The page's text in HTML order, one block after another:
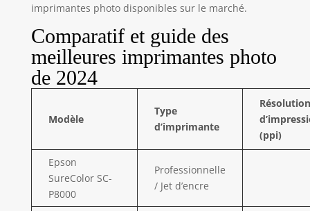
imprimantes photo disponibles sur le marché.
Comparatif et guide des
meilleures imprimantes photo
de 2024
Modèle
Type
d’imprimante
Résolution
(ppi)
Epson
SureColor SC-
P8000
Professionnelle
/ Jet d’encre